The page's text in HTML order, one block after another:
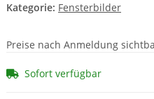
Kategorie: Fensterbilder
Preise nach Anmeldung
Sofort verfügbar